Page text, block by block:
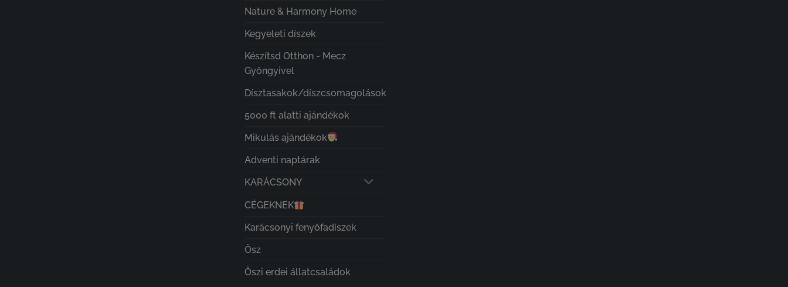
Nature & Harmony Home
Kegyeleti díszek
Készítsd Otthon - Mecz
Gyöngyivel
Dísztasakok/díszcsomagolások
5000 ft alatti ajándékok
Mikulás ajándékok
Adventi naptárak
KARÁCSONY
CÉGEKNEK
Karácsonyi fenyőfadíszek
Ősz
Őszi erdei állatcsaládok